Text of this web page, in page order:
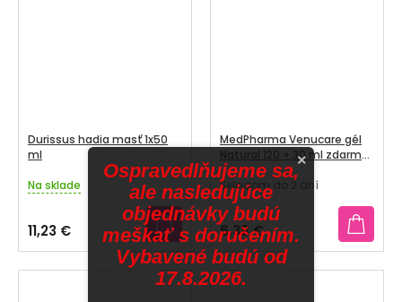
Durissus hadia masť 1x50
ml
Priemerné
produktu
je
4,7
z
Na sklade
11,23 €
MedPharma Venucare gél
Natural 120 + 30 ml zdarma
(150 ml)
Priemerné
hodnotenie
produktu
je
4,0
z
5
Skladom do 2 dní
6,38 €
×
Ospravedlňujeme sa,
ale nasledujúce
objednávky budú
meškať s doručením.
Vybavené budú od
17.8.2026.